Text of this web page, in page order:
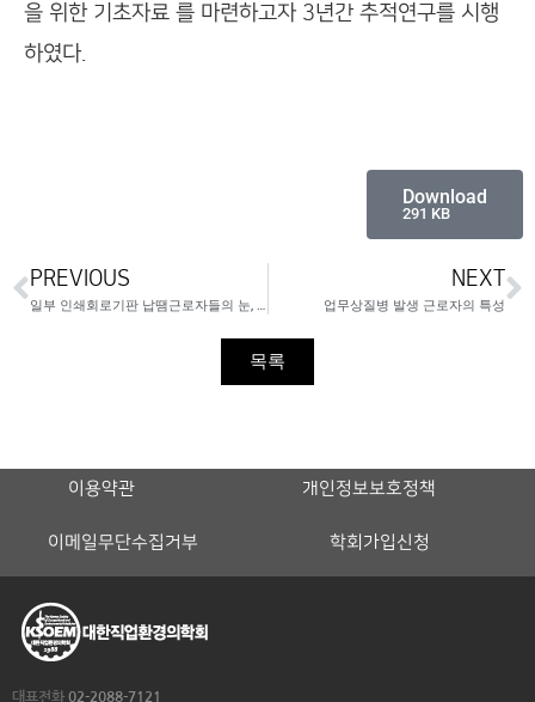
을 위한 기초자료 를 마련하고자 3년간 추적연구를 시행
하였다.
Download
291 KB
PREVIOUS
일부 인쇄회로기판 납땜근로자들의 눈, 호흡기, 피부의 증상에 대한 조사연구
NEXT
업무상질병 발생 근로자의 특성
목록
이용약관 개인정보보호정책
이메일무단수집거부 학회가입신청
대표전화 02-2088-7121